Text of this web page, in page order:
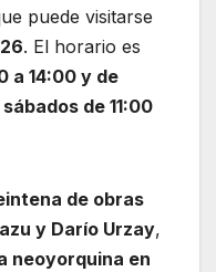
puede visitarse
. El horario es
a 14:00 y de
de 11:00
de obras
y Darío Urzay,
neoyorquina en